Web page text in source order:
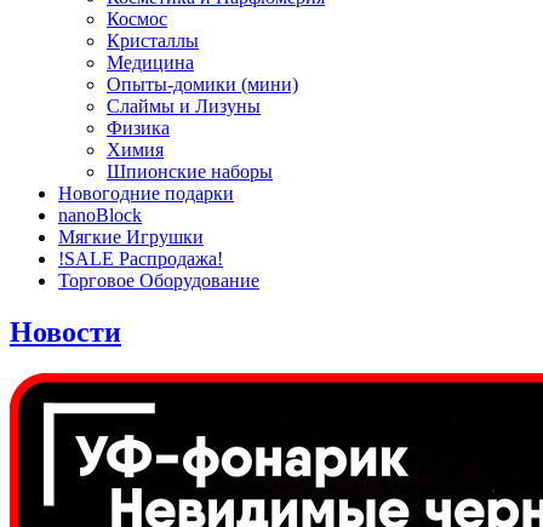
Космос
Кристаллы
Медицина
Опыты-домики (мини)
Слаймы и Лизуны
Физика
Химия
Шпионские наборы
Новогодние подарки
nanoBlock
Мягкие Игрушки
!SALE Распродажа!
Торговое Оборудование
Новости